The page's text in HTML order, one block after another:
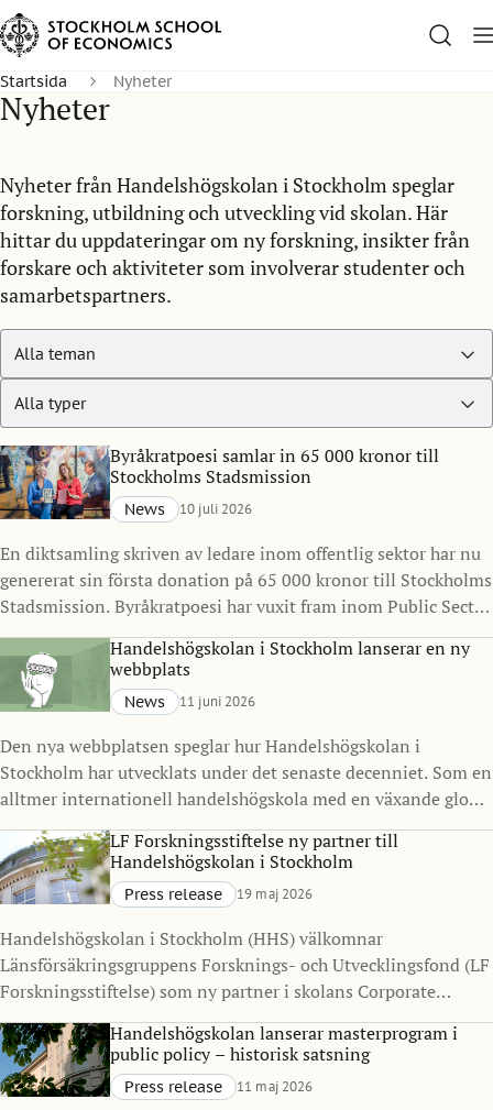
Startsida Nyheter
Nyheter
Nyheter från Handelshögskolan i Stockholm speglar
forskning, utbildning och utveckling vid skolan. Här
hittar du uppdateringar om ny forskning, insikter från
forskare och aktiviteter som involverar studenter och
samarbetspartners.
Byråkratpoesi samlar in 65 000 kronor till
Stockholms Stadsmission
News 10 juli 2026
En diktsamling skriven av ledare inom offentlig sektor har nu
genererat sin första donation på 65 000 kronor till Stockholms
Stadsmission. Byråkratpoesi har vuxit fram inom Public Sector
Management Program vid Handelshögskolan i Stockholm
under det senaste decenniet och visar hur ledarskap, reflektion
och kreativitet kan göra avtryck långt utanför klassrummet.
Handelshögskolan i Stockholm lanserar en ny
webbplats
News 11 juni 2026
Den nya webbplatsen speglar hur Handelshögskolan i
Stockholm har utvecklats under det senaste decenniet. Som en
alltmer internationell handelshögskola med en växande global
gemenskap ville vi skapa en digital närvaro som bättre
representerar vilka vi är idag och vart vi är på väg.
LF Forskningsstiftelse ny partner till
Handelshögskolan i Stockholm
Press release 19 maj 2026
Handelshögskolan i Stockholm (HHS) välkomnar
Länsförsäkringsgruppens Forsknings- och Utvecklingsfond (LF
Forskningsstiftelse) som ny partner i skolans Corporate
Partnership Program. Samarbetet syftar till att stärka
kopplingen mellan akademi och näringsliv, med särskilt fokus
på finans, resiliens och samhällelig stabilitet i en tid präglad
av ökad komplexitet.
Handelshögskolan lanserar masterprogram i
public policy – historisk satsning
Press release 11 maj 2026